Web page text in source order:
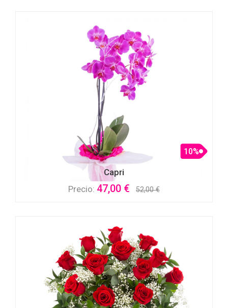
Capri
10%
Precio: 47,00 € 52,00 €